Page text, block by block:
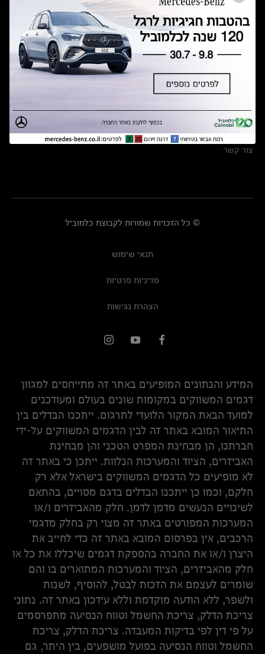
תקנון ימי מכירות 120 לכלמוביל
מצאו אותנו
אולמות תצוגה
מרכזי שירות
צור קשר
© כל הזכויות שמורות לקבוצת כלמוביל
תנאי שימוש
מדיניות פרטיות
הצהרת נגישות
המידע והנתונים המופיעים באתר זה מתייחסים למגוון
דגמים המשווקים במקומות שונים בעולם ומעודכנים
למועד הבאת המקור הלועדי לתרגום. ייתכנו הבדלים בין
התיאור המובא באתר זה לבין הדגמים המשווקים על-ידי
חברתנו, הן מבחינת המפרט הטכני והן מבחינת
האביזרים, הציוד והמערכות הנלוות. ייתכן כי באתר זה
לא מופיעים כל הדגמים המשווקים בישראל אלא רק
חלקם, וכמו כן ייתכנו הבדלים בדגם מסויים, בהתאם
לשינויים הנעשים מדמן לדמן. חלק מהאביזרים ו/או
המערכות המפורטים באתר זה מצוי רק בחלק מדגמי
הרכבים, אין בפרסום המובא באתר זה כדי לחייב את
היצרן ו/או את החברה בהספקת דגמים שיכללו את כל או
חלק מהאביזרים, הציוד והמערכות המתוארים בו והם
שומרים לעצמם את הזכות לבטל, להוסיף, לשנות
ולשפר, ללא הודעה מוקדמת וללא עידכון באתר זה. נתוני
צריכת הדלק, צריכת החשמל וטווח הנסיעה מתפרסמים
על פי דין לפי בדיקות המעבדה. צריכת הדלק, צריכת
החשמל וטווח הנסיעה בפועל מושפעים, בין היתר, גם